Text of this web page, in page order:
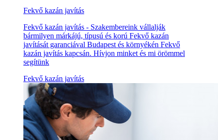
Fekvő kazán javítás
Fekvő kazán javítás - Szakembereink vállalják
bármilyen márkájú, típusú és korú Fekvő kazán
javítását garanciával Budapest és környékén Fekvő
kazán javítás kapcsán. Hívjon minket és mi örömmel
segítünk
Fekvő kazán javítás